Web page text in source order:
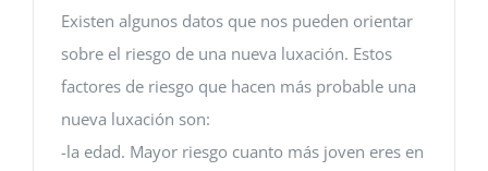
Existen algunos datos que nos pueden orientar
sobre el riesgo de una nueva luxación. Estos
factores de riesgo que hacen más probable una
nueva luxación son:
-la edad. Mayor riesgo cuanto más joven eres en